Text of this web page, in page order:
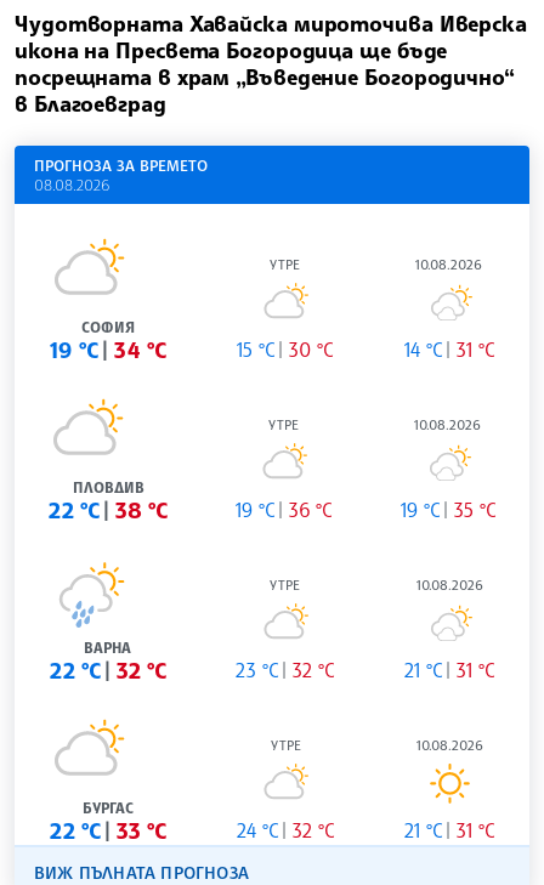
Чудотворната Хавайска мироточива Иверска
икона на Пресвета Богородица ще бъде
посрещната в храм „Въведение Богородично“
в Благоевград
ПРОГНОЗА ЗА ВРЕМЕТО
08.08.2026
СОФИЯ
19 °C 34 °C
УТРЕ
15 °C 30 °C
10.08.2026
14 °C 31 °C
ПЛОВДИВ
22 °C 38 °C
УТРЕ
19 °C 36 °C
10.08.2026
19 °C 35 °C
ВАРНА
22 °C 32 °C
УТРЕ
23 °C 32 °C
10.08.2026
21 °C 31 °C
БУРГАС
22 °C 33 °C
УТРЕ
24 °C 32 °C
10.08.2026
21 °C 31 °C
ВИЖ ПЪЛНАТА ПРОГНОЗА